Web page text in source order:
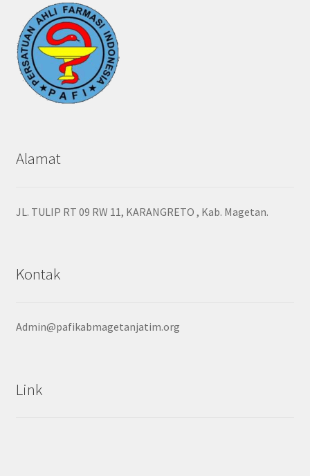
Alamat
JL. TULIP RT 09 RW 11, KARANGRETO , Kab. Magetan.
Kontak
Admin@pafikabmagetanjatim.org
Link